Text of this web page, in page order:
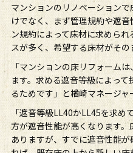
マンションのリノベーション
けでなく、まず管理規約や遮
ン規約によって床材に求めら
スが多く、希望する床材がその
「マンションの床リフォーム
ます。求める遮音等級によっ
るためです」と楢崎マネージャ
「遮音等級LL40かLL45を求め
方が遮音性能が高くなります
ありますが、すでに遮音性能